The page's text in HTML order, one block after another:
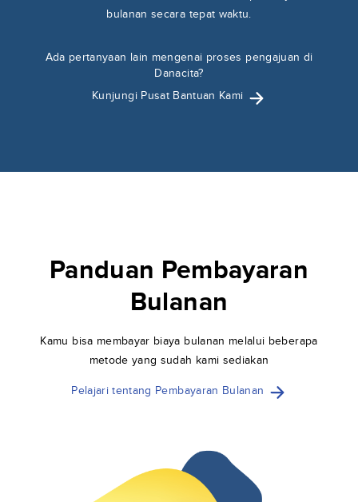
bulanan secara tepat waktu.
Ada pertanyaan lain mengenai proses pengajuan di
Danacita?
Kunjungi Pusat Bantuan Kami
Panduan Pembayaran
Bulanan
Kamu bisa membayar biaya bulanan melalui beberapa
metode yang sudah kami sediakan
Pelajari tentang Pembayaran Bulanan